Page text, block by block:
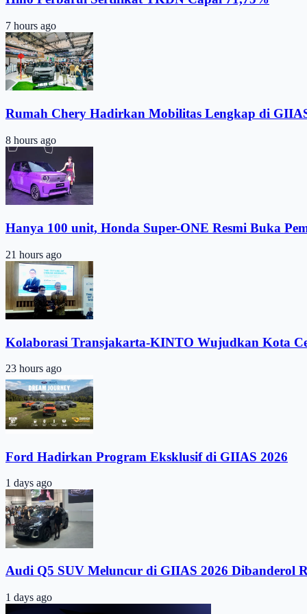
7 hours ago
Rumah Chery Hadirkan Mobilitas Lengkap di
8 hours ago
Hanya 100 unit, Honda Super-ONE Resmi Buka
21 hours ago
Kolaborasi Transjakarta-KINTO Wujudkan Kota
23 hours ago
Ford Hadirkan Program Eksklusif di GIIAS 2026
1 days ago
Audi Q5 SUV Meluncur di GIIAS 2026 Dibanderol
1 days ago